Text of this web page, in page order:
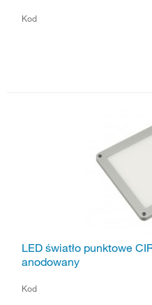
Kod
LED światło punktowe
anodowany
Kod